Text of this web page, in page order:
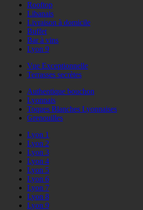
Rooftop
Libanais
Livraison à domicile
Buffet
Bar à vins
Lyon 9
Vue Exceptionnelle
Terrasses secrètes
Authentique bouchon
Lyonnais
Toques Blanches Lyonnaises
Grenouilles
Lyon 1
Lyon 2
Lyon 3
Lyon 4
Lyon 5
Lyon 6
Lyon 7
Lyon 8
Lyon 9